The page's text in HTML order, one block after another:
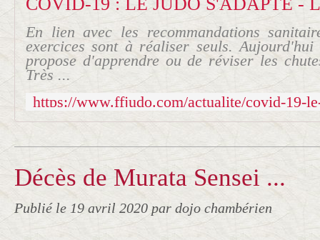
En lien avec les recommandations
exercices sont à réaliser seuls. Aujourd'hui
propose d'apprendre ou de réviser les
Très ...
Décès de Murata Sensei ...
Publié le 19 avril 2020 par dojo chambérien